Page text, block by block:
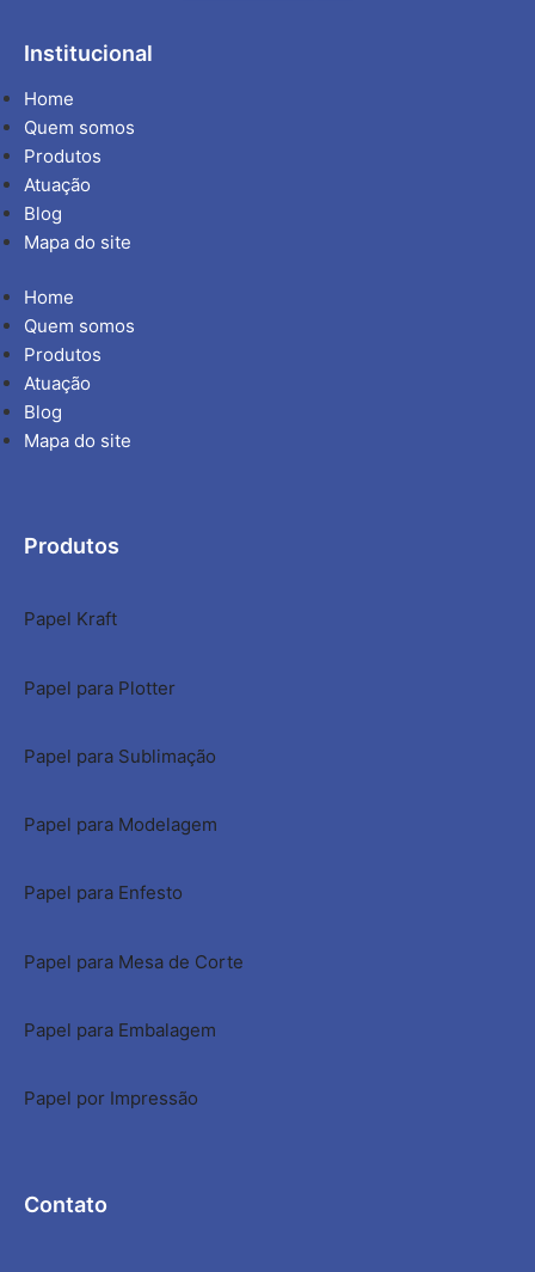
Institucional
Home
Quem somos
Produtos
Atuação
Blog
Mapa do site
Home
Quem somos
Produtos
Atuação
Blog
Mapa do site
Produtos
Papel Kraft
Papel para Plotter
Papel para Sublimação
Papel para Modelagem
Papel para Enfesto
Papel para Mesa de Corte
Papel para Embalagem
Papel por Impressão
Contato